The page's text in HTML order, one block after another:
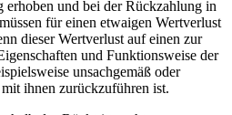
und bei der Rückzahlung in
für einen etwaigen Wertverlust
dieser Wertverlust auf einen zur
und Funktionsweise der
unsachgemäß oder
ihnen zurückzuführen ist.